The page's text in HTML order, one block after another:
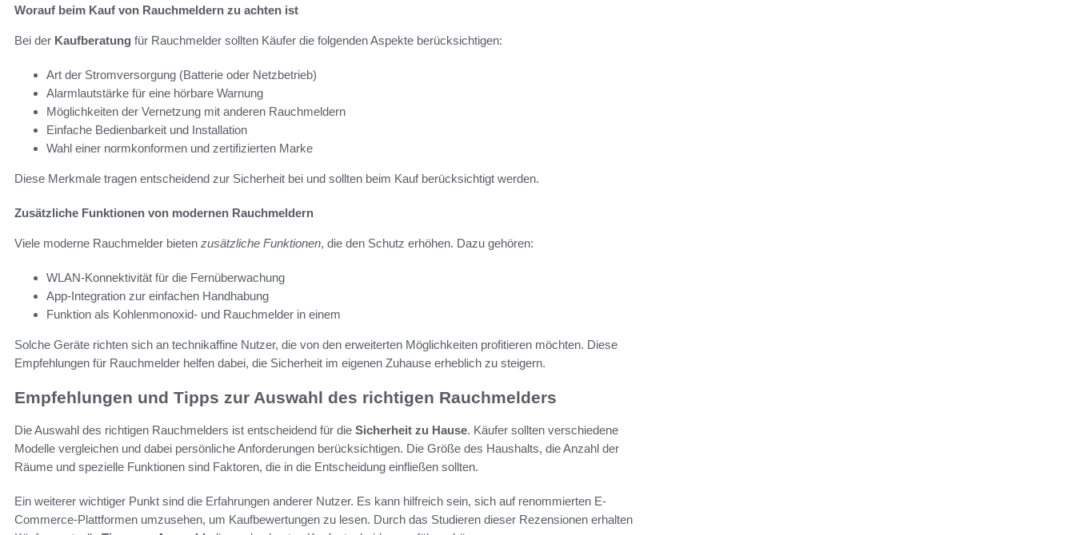
Worauf beim Kauf von Rauchmeldern zu achten ist
Bei der Kaufberatung für Rauchmelder sollten Käufer die folgenden Aspekte berücksichtigen:
Art der Stromversorgung (Batterie oder Netzbetrieb)
Alarmlautstärke für eine hörbare Warnung
Möglichkeiten der Vernetzung mit anderen Rauchmeldern
Einfache Bedienbarkeit und Installation
Wahl einer normkonformen und zertifizierten Marke
Diese Merkmale tragen entscheidend zur Sicherheit bei und sollten beim Kauf berücksichtigt werden.
Zusätzliche Funktionen von modernen Rauchmeldern
Viele moderne Rauchmelder bieten zusätzliche Funktionen, die den Schutz erhöhen. Dazu gehören:
WLAN-Konnektivität für die Fernüberwachung
App-Integration zur einfachen Handhabung
Funktion als Kohlenmonoxid- und Rauchmelder in einem
Solche Geräte richten sich an technikaffine Nutzer, die von den erweiterten Möglichkeiten profitieren möchten. Diese
Empfehlungen für Rauchmelder helfen dabei, die Sicherheit im eigenen Zuhause erheblich zu steigern.
Empfehlungen und Tipps zur Auswahl des richtigen Rauchmelders
Die Auswahl des richtigen Rauchmelders ist entscheidend für die Sicherheit zu Hause. Käufer sollten verschiedene
Modelle vergleichen und dabei persönliche Anforderungen berücksichtigen. Die Größe des Haushalts, die Anzahl der
Räume und spezielle Funktionen sind Faktoren, die in die Entscheidung einfließen sollten.
Ein weiterer wichtiger Punkt sind die Erfahrungen anderer Nutzer. Es kann hilfreich sein, sich auf renommierten E-
Commerce-Plattformen umzusehen, um Kaufbewertungen zu lesen. Durch das Studieren dieser Rezensionen erhalten